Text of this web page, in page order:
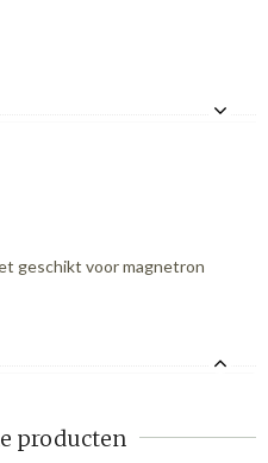
geschikt voor magnetron
producten